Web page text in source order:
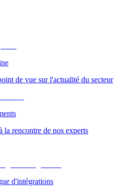
de vue sur l'actualité du secteur
la rencontre de nos experts
d'intégrations